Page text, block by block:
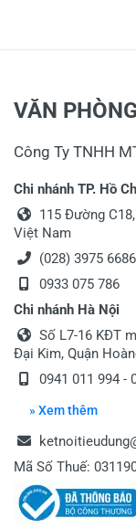
VĂN
Công Ty TNHH
Chi nhánh TP. Hồ
115 Đường
Việt Nam
(028) 3975 6686
0933 075 786
Chi nhánh Hà Nội
Số L7-16 KĐT
Đại Kim, Quận
0941 011 994 -
» Xem thêm
Mã Số Thuế: